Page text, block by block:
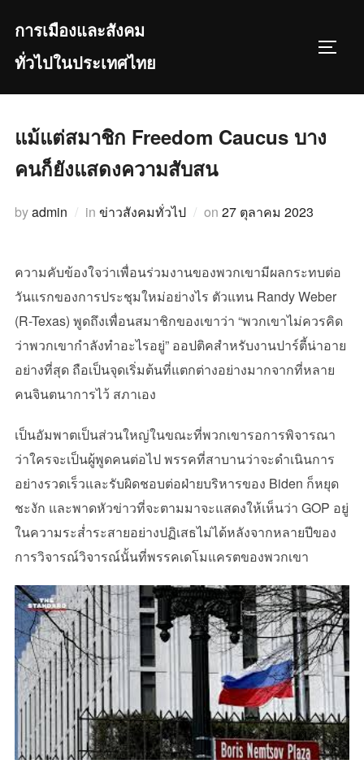
content
การเมืองและสังคม
ทั่วไปในประเทศไทย
แม้แต่สมาชิก Freedom Caucus บาง
คนก็ยังแสดงความสับสน
byadmin in ข่าวสังคมทั่วไป on Posted
27 ตุลาคม 2023
ความคับข้องใจว่าเพื่อนร่วมงานของพวกเขามีผลกระทบต่อ
วันแรกของการประชุมใหม่อย่างไร ตัวแทน Randy Weber
(R-Texas) พูดถึงเพื่อนสมาชิกของเขาว่า “พวกเขาไม่ควรคิด
ว่าพวกเขากำลังทำอะไรอยู่” ออปติคสำหรับงานปาร์ตี้น่าอาย
อย่างที่สุด ถือเป็นจุดเริ่มต้นที่แตกต่างอย่างมากจากที่หลาย
คนจินตนาการไว้ สภาเอง
เป็นอัมพาตเป็นส่วนใหญ่ในขณะที่พวกเขารอการพิจารณา
ว่าใครจะเป็นผู้พูดคนต่อไป พรรคที่สาบานว่าจะดำเนินการ
อย่างรวดเร็วและรับผิดชอบต่อฝ่ายบริหารของ Biden ก็หยุด
ชะงัก และพาดหัวข่าวที่จะตามมาจะแสดงให้เห็นว่า GOP อยู่
ในความระส่ำระสายอย่างปฏิเสธไม่ได้หลังจากหลายปีของ
การวิจารณ์วิจารณ์นั้นที่พรรคเดโมแครตของพวกเขา